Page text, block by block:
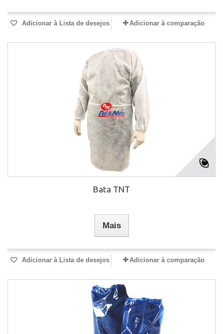
Adicionar à Lista de desejos Adicionar à comparação
Bata TNT
Mais
Adicionar à Lista de desejos Adicionar à comparação